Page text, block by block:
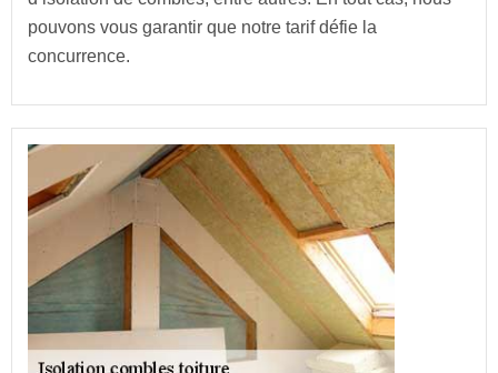
pouvons vous garantir que notre tarif défie la
concurrence.